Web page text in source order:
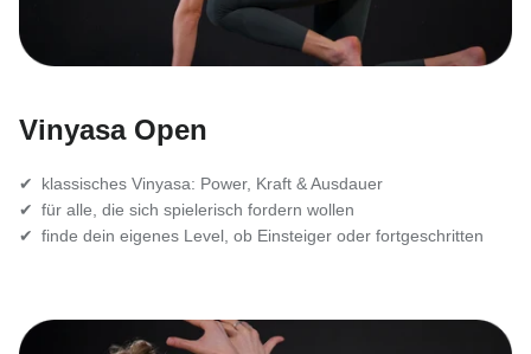
Vinyasa Open
✔ klassisches Vinyasa: Power, Kraft & Ausdauer
✔ für alle, die sich spielerisch fordern wollen
✔ finde dein eigenes Level, ob Einsteiger oder fortgeschritten